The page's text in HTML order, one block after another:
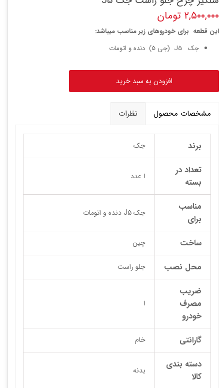
۲,۵۰۰,۰۰۰ تومان
این قطعه برای خودروهای زیر مناسب میباشد:
جک J5 (جی 5) دنده و اتومات
افزودن به سبد خرید
مشخصات محصول نظرات
برند جک
تعداد در
بسته
1 عدد
مناسب
برای
جک J5 دنده و اتومات
ساخت چین
محل نصب جلو راست
ضریب
مصرف
خودرو
1
گارانتی خام
دسته بندی
کالا
بدنه